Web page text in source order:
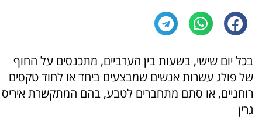
בכל יום שישי, בשעות בין הערביים, מתכנסים על החוף
של פולג עשרות אנשים שמבצעים ביחד או לחוד טקסים
רוחניים, או סתם מתחברים לטבע, בהם המתקשרת איריס
גרין